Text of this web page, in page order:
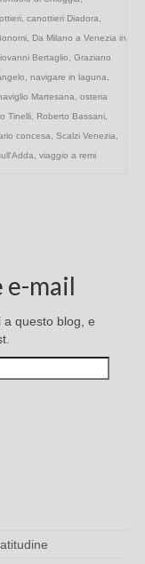
canottieri Diadora
Da Milano a Venezia in
Bertaglio
Graziano
navigare in laguna
Martesana
osteria
Tinelli Roberto Bassani
concesa Scalzi Venezia
viaggio a remi
mail
a questo blog, e